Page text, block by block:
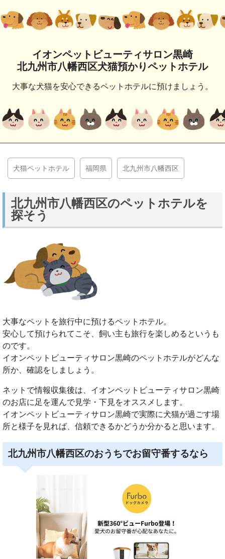
イオンペットビューティサロン黒崎
北九州市八幡西区犬猫預かりペットホテル
大事な犬猫を安心できるペットホテルに預けましょう。
犬猫ペットホテル 福岡県 北九州市八幡西区
北九州市八幡西区のペットホテルを
探そう
大事なペットを旅行中に預けるペットホテル。
安心して預けられてこそ、飼い主も旅行を楽しめるというも
のです。
イオンペットビューティサロン黒崎のペットホテルがどんな
所か、確認をしましょう。
ネットで情報収集後は、イオンペットビューティサロン黒崎
のお店に足を運んで見学・下見をオススメします。
イオンペットビューティサロン黒崎で実際に犬猫が過ごす場
所と様子を見れば、信頼できるかどうか分かると思います。
北九州市八幡西区のおうちでお留守番するなら